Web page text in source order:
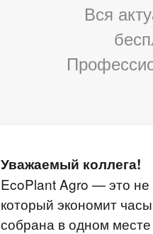
Вся
Уважаемый коллега!
EcoPlant Agro — это
который экономит
собрана в одном